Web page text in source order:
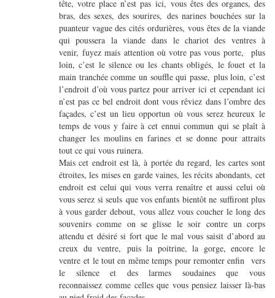
tête, votre place n’est pas ici, vous êtes des organes, des
bras, des sexes, des sourires, des narines bouchées sur la
puanteur vague des cités ordurières, vous êtes de la viande
qui poussera la viande dans le chariot des ventres à
venir, fuyez mais attention où votre pas vous porte, plus
loin, c’est le silence ou les chants obligés, le fouet et la
main tranchée comme un souffle qui passe, plus loin, c’est
l’endroit d’où vous partez pour arriver ici et cependant ici
n’est pas ce bel endroit dont vous rêviez dans l’ombre des
façades, c’est un lieu opportun où vous serez heureux le
temps de vous y faire à cet ennui commun qui se plaît à
changer les moulins en farines et se donne pour attraits
tout ce qui vous ruinera.
Mais cet endroit est là, à portée du regard, les cartes sont
étroites, les mises en garde vaines, les récits abondants, cet
endroit est celui qui vous verra renaître et aussi celui où
vous serez si seuls que vos enfants bientôt ne suffiront plus
à vous garder debout, vous allez vous coucher le long des
souvenirs comme on se glisse le soir contre un corps
attendu et désiré si fort que le mal vous saisit d’abord au
creux du ventre, puis la poitrine, la gorge, encore le
ventre et le tout en même temps pour remonter enfin vers
le silence et des larmes soudaines que vous
reconnaissez comme celles que vous pensiez laisser là-bas